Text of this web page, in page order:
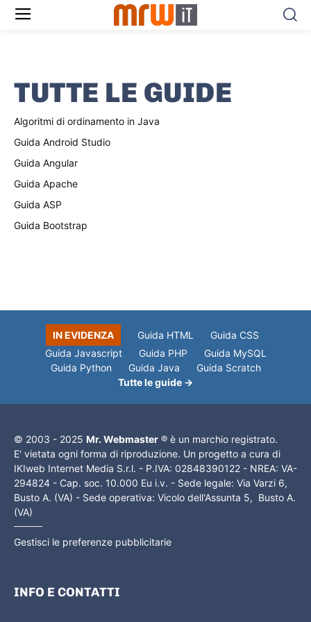
TUTTE LE GUIDE
Algoritmi di ordinamento in Java
Guida Android Studio
Guida Angular
Guida Apache
Guida ASP
Guida Bootstrap
IN EVIDENZA Guida HTML
Guida CSS
Guida Javascript
Guida PHP
Guida MySQL
Guida Python
Guida Java
Guida Scratch
Tutte le guide →
© 2003 - 2025 Mr. Webmaster ® è un marchio registrato.
E' vietata ogni forma di riproduzione. Un progetto a cura di
IKIweb Internet Media S.r.l. - P.IVA: 02848390122 - NREA: VA-
294824 - Cap. soc. 10.000 Eu i.v. - Sede legale: Via Varzi 6,
Busto A. (VA) - Sede operativa: Vicolo dell'Assunta 5, Busto A.
(VA)
Gestisci le preferenze pubblicitarie
INFO E CONTATTI